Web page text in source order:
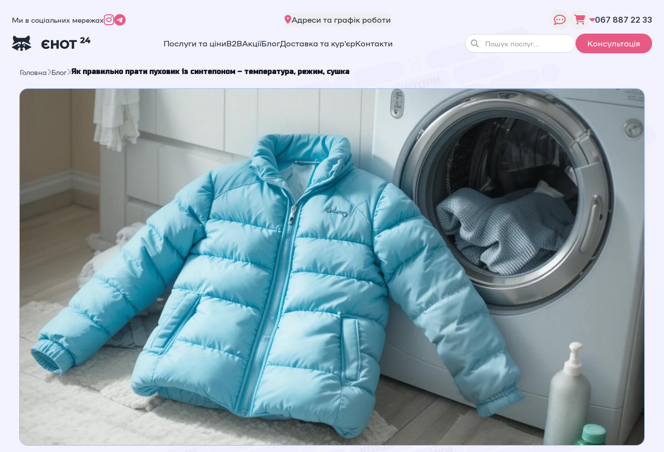
Ми в соціальних мережах Адреси та графік роботи 067 887 22 33
Послуги та ціниB2BАкціїБлогДоставка та кур'єрКонтакти Консультація
Головна Блог Як правильно прати пуховик із синтепоном – температура, режим, сушка